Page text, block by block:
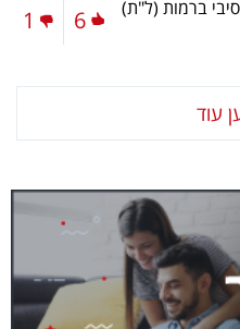
ברמות (ל"ת) 6
1
עוד